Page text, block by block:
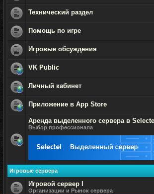
непрочитанных
сообщений
непрочитанных
сообщений
Технический раздел
непрочитанных
сообщений
Помощь по игре
непрочитанных
сообщений
Игровые обсуждения
непрочитанных
сообщений
VK Public
непрочитанных
сообщений
Личный кабинет
непрочитанных
сообщений
Приложение в App Store
сообщений
Аренда выделенного сервера в Selectel
Выбор профессионала
Игровые сервера
Игровой сервер I
Организации и Рынок сервера